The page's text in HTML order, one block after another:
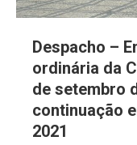
Despacho –
ordinária da
de setembro
continuação
2021